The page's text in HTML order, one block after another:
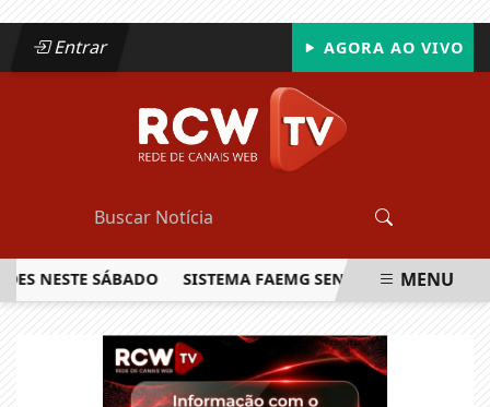
Entrar AGORA AO VIVO
SÁBADO SISTEMA FAEMG SENAR LANÇA O PRIMEIRO
MENU